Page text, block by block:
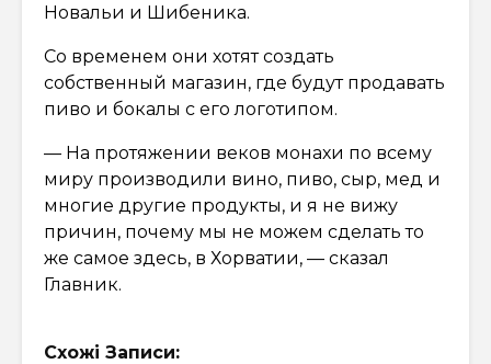
Новальи и Шибеника.
Со временем они хотят создать
собственный магазин, где будут продавать
пиво и бокалы с его логотипом.
— На протяжении веков монахи по всему
миру производили вино, пиво, сыр, мед и
многие другие продукты, и я не вижу
причин, почему мы не можем сделать то
же самое здесь, в Хорватии, — сказал
Главник.
Схожі Записи: